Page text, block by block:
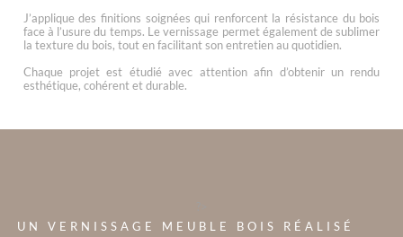
J’applique des finitions soignées qui renforcent la résistance du bois
face à l’usure du temps. Le vernissage permet également de sublimer
la texture du bois, tout en facilitant son entretien au quotidien.
Chaque projet est étudié avec attention afin d’obtenir un rendu
esthétique, cohérent et durable.
UN VERNISSAGE MEUBLE BOIS RÉALISÉ